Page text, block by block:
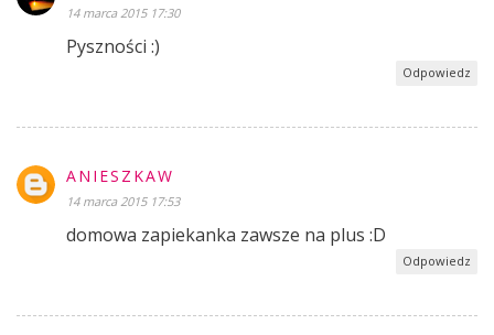
14 marca 2015 17:30
Pyszności :)
Odpowiedz
ANIESZKAW
14 marca 2015 17:53
domowa zapiekanka zawsze na plus :D
Odpowiedz